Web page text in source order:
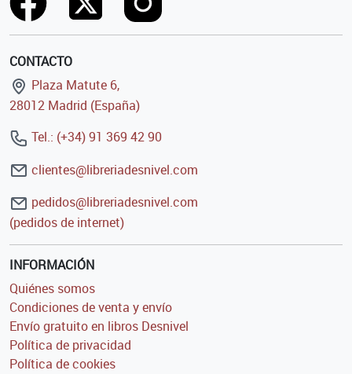
CONTACTO
Plaza Matute 6,
28012 Madrid (España)
Tel.: (+34) 91 369 42 90
clientes@libreriadesnivel.com
pedidos@libreriadesnivel.com
(pedidos de internet)
INFORMACIÓN
Quiénes somos
Condiciones de venta y envío
Envío gratuito en libros Desnivel
Política de privacidad
Política de cookies